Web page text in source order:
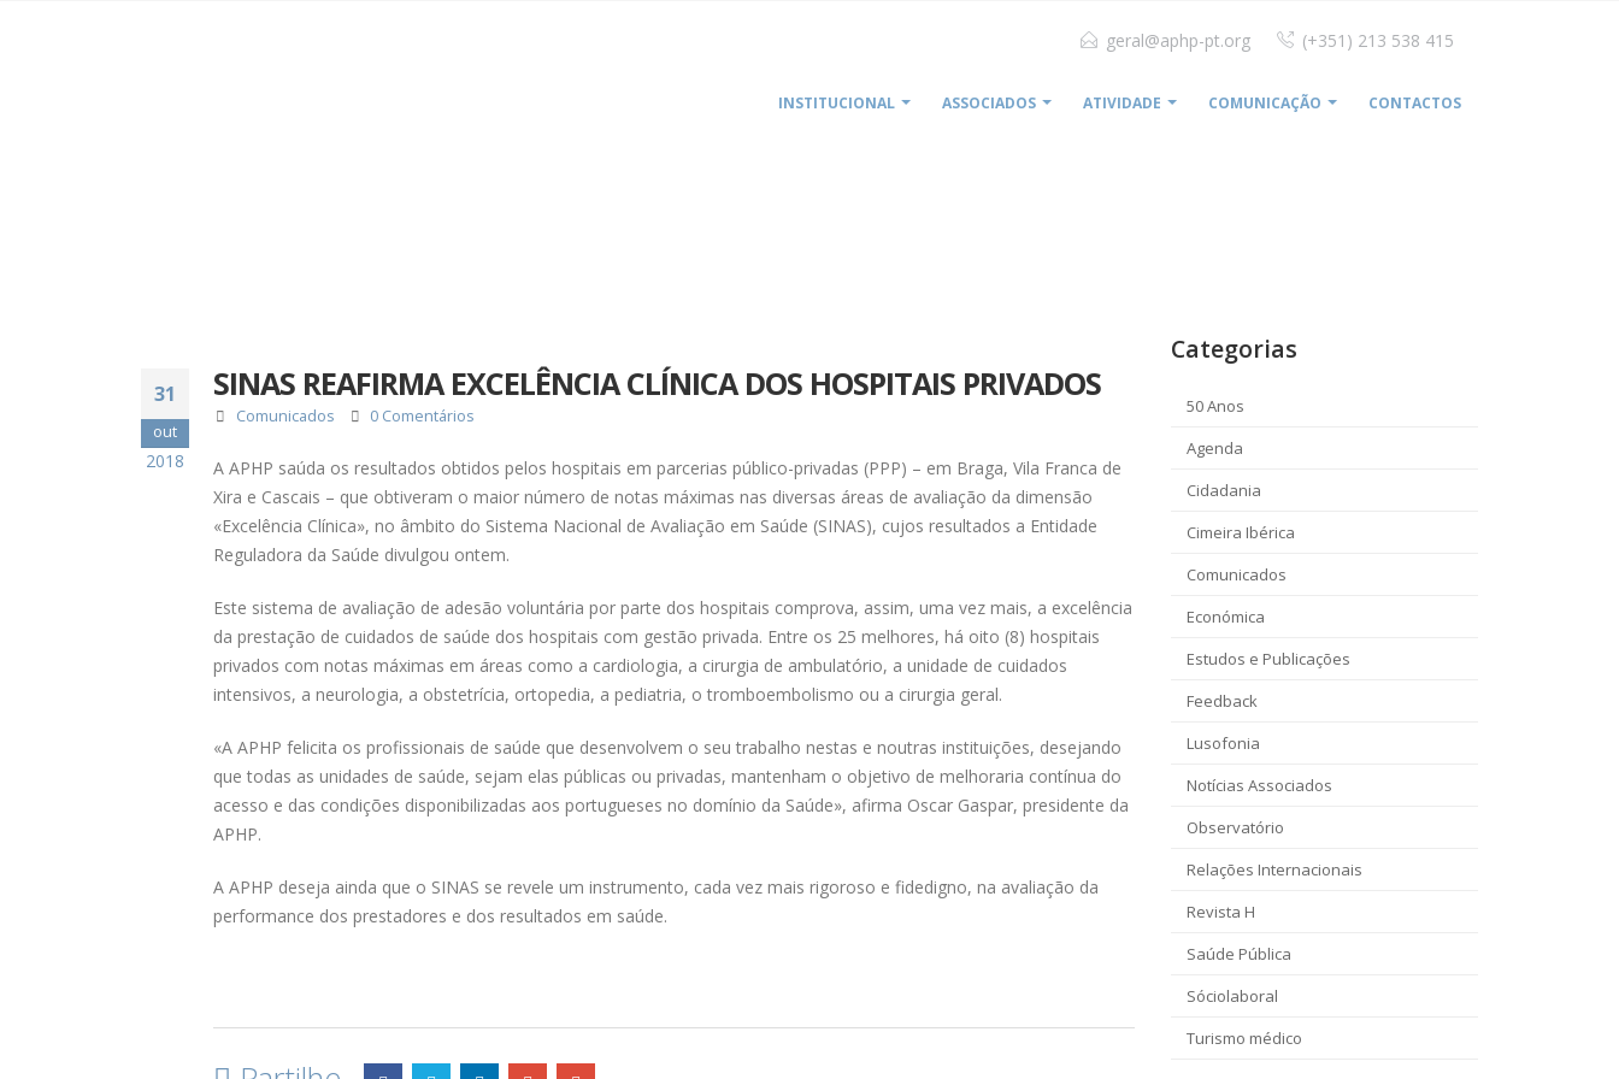
geral@aphp-pt.org (+351) 213 538 415
INSTITUCIONAL ASSOCIADOS ATIVIDADE COMUNICAÇÃO CONTACTOS
31
out
2018
SINAS REAFIRMA EXCELÊNCIA CLÍNICA DOS HOSPITAIS PRIVADOS
Comunicados 0 Comentários
A APHP saúda os resultados obtidos pelos hospitais em parcerias público-privadas (PPP) – em Braga, Vila Franca de
Xira e Cascais – que obtiveram o maior número de notas máximas nas diversas áreas de avaliação da dimensão
«Excelência Clínica», no âmbito do Sistema Nacional de Avaliação em Saúde (SINAS), cujos resultados a Entidade
Reguladora da Saúde divulgou ontem.
Este sistema de avaliação de adesão voluntária por parte dos hospitais comprova, assim, uma vez mais, a excelência
da prestação de cuidados de saúde dos hospitais com gestão privada. Entre os 25 melhores, há oito (8) hospitais
privados com notas máximas em áreas como a cardiologia, a cirurgia de ambulatório, a unidade de cuidados
intensivos, a neurologia, a obstetrícia, ortopedia, a pediatria, o tromboembolismo ou a cirurgia geral.
«A APHP felicita os profissionais de saúde que desenvolvem o seu trabalho nestas e noutras instituições, desejando
que todas as unidades de saúde, sejam elas públicas ou privadas, mantenham o objetivo de melhoraria contínua do
acesso e das condições disponibilizadas aos portugueses no domínio da Saúde», afirma Oscar Gaspar, presidente da
APHP.
A APHP deseja ainda que o SINAS se revele um instrumento, cada vez mais rigoroso e fidedigno, na avaliação da
performance dos prestadores e dos resultados em saúde.
Categorias
50 Anos
Agenda
Cidadania
Cimeira Ibérica
Comunicados
Económica
Estudos e Publicações
Feedback
Lusofonia
Notícias Associados
Observatório
Relações Internacionais
Revista H
Saúde Pública
Sóciolaboral
Turismo médico